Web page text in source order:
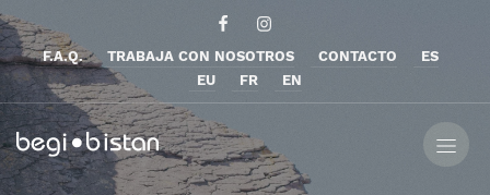
F.A.Q. TRABAJA CON NOSOTROS CONTACTO
ES
EU
FR EN